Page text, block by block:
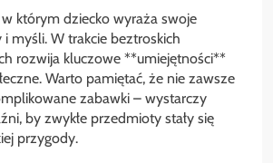
którym dziecko wyraża swoje
myśli. W trakcie beztroskich
rozwija kluczowe **umiejętności**
Warto pamiętać, że nie zawsze
zabawki – wystarczy
by zwykłe przedmioty stały się
przygody.